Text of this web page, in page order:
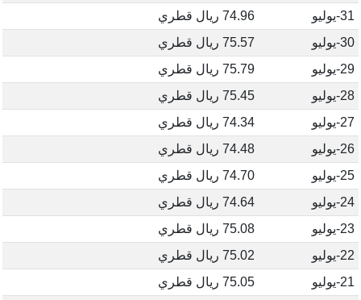
31-يوليو
74.96 ريال قطري
30-يوليو
75.57 ريال قطري
29-يوليو
75.79 ريال قطري
28-يوليو
75.45 ريال قطري
27-يوليو
74.34 ريال قطري
26-يوليو
74.48 ريال قطري
25-يوليو
74.70 ريال قطري
24-يوليو
74.64 ريال قطري
23-يوليو
75.08 ريال قطري
22-يوليو
75.02 ريال قطري
21-يوليو
75.05 ريال قطري